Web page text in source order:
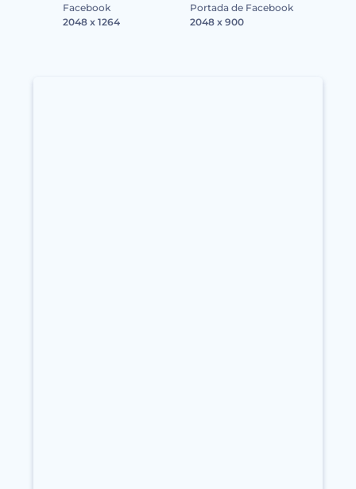
Facebook
2048 x 1264
Portada de Facebook
2048 x 900